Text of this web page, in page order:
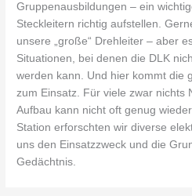
Gruppenausbildungen – ein
Steckleitern richtig aufstellen.
unsere „große“ Drehleiter – aber
Situationen, bei denen die DLK
werden kann. Und hier kommt die
zum Einsatz. Für viele zwar nichts
Aufbau kann nicht oft genug
Station erforschten wir diverse
uns den Einsatzzweck und die
Gedächtnis.